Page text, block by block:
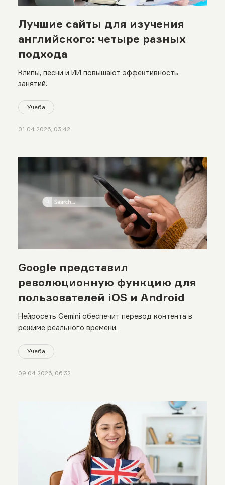
Лучшие сайты для изучения
английского: четыре разных
подхода
Клипы, песни и ИИ повышают эффективность
занятий.
Учеба
01.04.2026, 03:42
Google представил
революционную функцию для
пользователей iOS и Android
Нейросеть Gemini обеспечит перевод контента в
режиме реального времени.
Учеба
09.04.2026, 06:32